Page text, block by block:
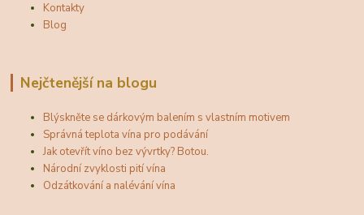
Kontakty
Blog
Nejčtenější na blogu
Blýskněte se dárkovým balením s vlastním motivem
Správná teplota vína pro podávání
Jak otevřít víno bez vývrtky? Botou.
Národní zvyklosti pití vína
Odzátkování a nalévání vína